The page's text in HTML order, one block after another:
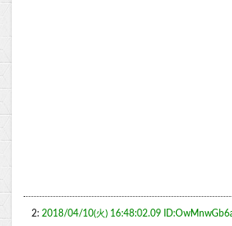
2: 2018/04/10(火) 16:48:02.09